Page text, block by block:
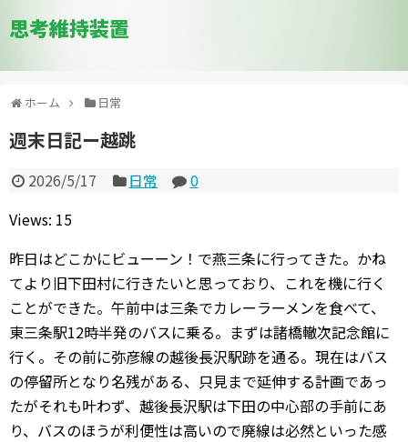
思考維持装置
ホーム 日常
週末日記ー越跳
2026/5/17 日常
0
Views: 15
昨日はどこかにビューーン！で燕三条に行ってきた。かね
てより旧下田村に行きたいと思っており、これを機に行く
ことができた。午前中は三条でカレーラーメンを食べて、
東三条駅12時半発のバスに乗る。まずは諸橋轍次記念館に
行く。その前に弥彦線の越後長沢駅跡を通る。現在はバス
の停留所となり名残がある、只見まで延伸する計画であっ
たがそれも叶わず、越後長沢駅は下田の中心部の手前にあ
り、バスのほうが利便性は高いので廃線は必然といった感